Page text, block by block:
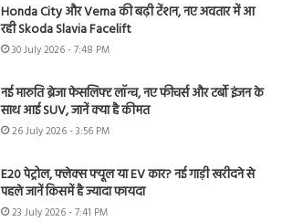
Honda City और Verna की बढ़ी टेंशन, नए अवतार में आ
रही Skoda Slavia Facelift
30 July 2026 - 7:48 PM
नई मारुति ब्रेजा फेसलिफ्ट लॉन्च, नए फीचर्स और टर्बो इंजन के
साथ आई SUV, जानें क्या है कीमत
26 July 2026 - 3:56 PM
E20 पेट्रोल, फ्लेक्स फ्यूल या EV कार? नई गाड़ी खरीदने से
पहले जानें किसमें है ज्यादा फायदा
23 July 2026 - 7:41 PM